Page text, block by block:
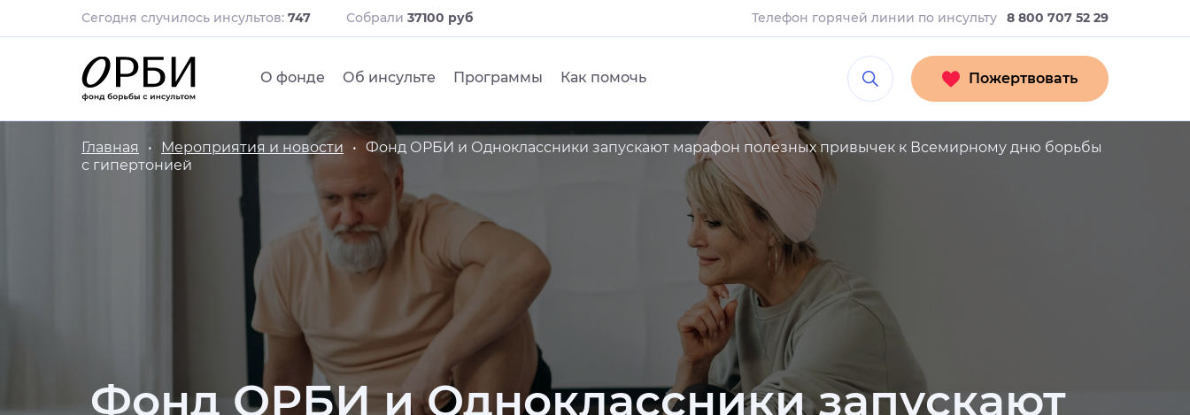
Сегодня случилось инсультов: 747 Собрали 37100 руб Телефон горячей линии по инсульту 8 800 707 52 29
О фонде Об инсульте Программы Как помочь Пожертвовать
Главная Мероприятия и новости
Фонд ОРБИ и Одноклассники запускают марафон полезных привычек к Всемирному дню борьбы
с гипертонией
Фонд ОРБИ и Одноклассники запускают